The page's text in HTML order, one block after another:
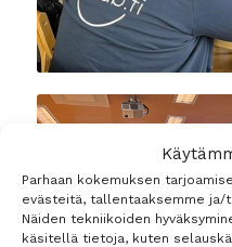
Parhaan kokemuksen
evästeitä, tallentaaksemme
Näiden tekniikoiden
käsitellä tietoja, kuten